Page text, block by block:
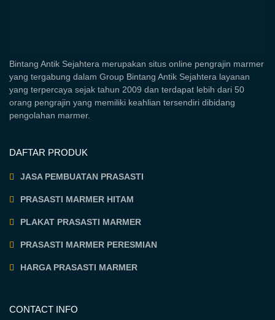
Bintang Antik Sejahtera merupakan situs online pengrajin marmer
yang tergabung dalam Group Bintang Antik Sejahtera layanan
yang terpercaya sejak tahun 2009 dan terdapat lebih dari 50
orang pengrajin yang memiliki keahlian tersendiri dibidang
pengolahan marmer.
DAFTAR PRODUK
JASA PEMBUATAN PRASASTI
PRASASTI MARMER HITAM
PLAKAT PRASASTI MARMER
PRASASTI MARMER PERESMIAN
HARGA PRASASTI MARMER
CONTACT INFO